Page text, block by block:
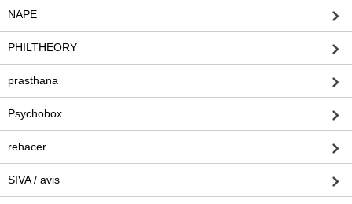
NAPE_
PHILTHEORY
prasthana
Psychobox
rehacer
SIVA / avis